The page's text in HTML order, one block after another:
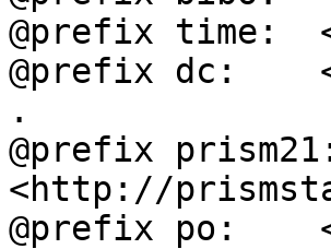
@prefix time:
@prefix dc:
.
@prefix
<http://
@prefix po: